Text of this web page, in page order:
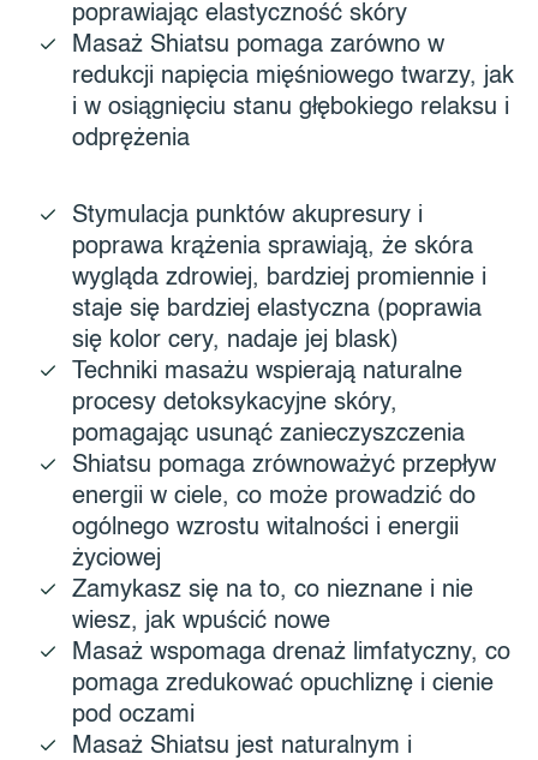
poprawiając elastyczność skóry
Masaż Shiatsu pomaga zarówno w
redukcji napięcia mięśniowego twarzy, jak
i w osiągnięciu stanu głębokiego relaksu i
odprężenia
Stymulacja punktów akupresury i
poprawa krążenia sprawiają, że skóra
wygląda zdrowiej, bardziej promiennie i
staje się bardziej elastyczna (poprawia
się kolor cery, nadaje jej blask)
Techniki masażu wspierają naturalne
procesy detoksykacyjne skóry,
pomagając usunąć zanieczyszczenia
Shiatsu pomaga zrównoważyć przepływ
energii w ciele, co może prowadzić do
ogólnego wzrostu witalności i energii
życiowej
Zamykasz się na to, co nieznane i nie
wiesz, jak wpuścić nowe
Masaż wspomaga drenaż limfatyczny, co
pomaga zredukować opuchliznę i cienie
pod oczami
Masaż Shiatsu jest naturalnym i